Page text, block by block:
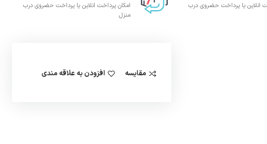
انلاین یا پرداخت حضروی درب
امکان پرداخت انلاین یا پرداخت حضروی درب
منزل
مقایسه افزودن به علاقه مندی